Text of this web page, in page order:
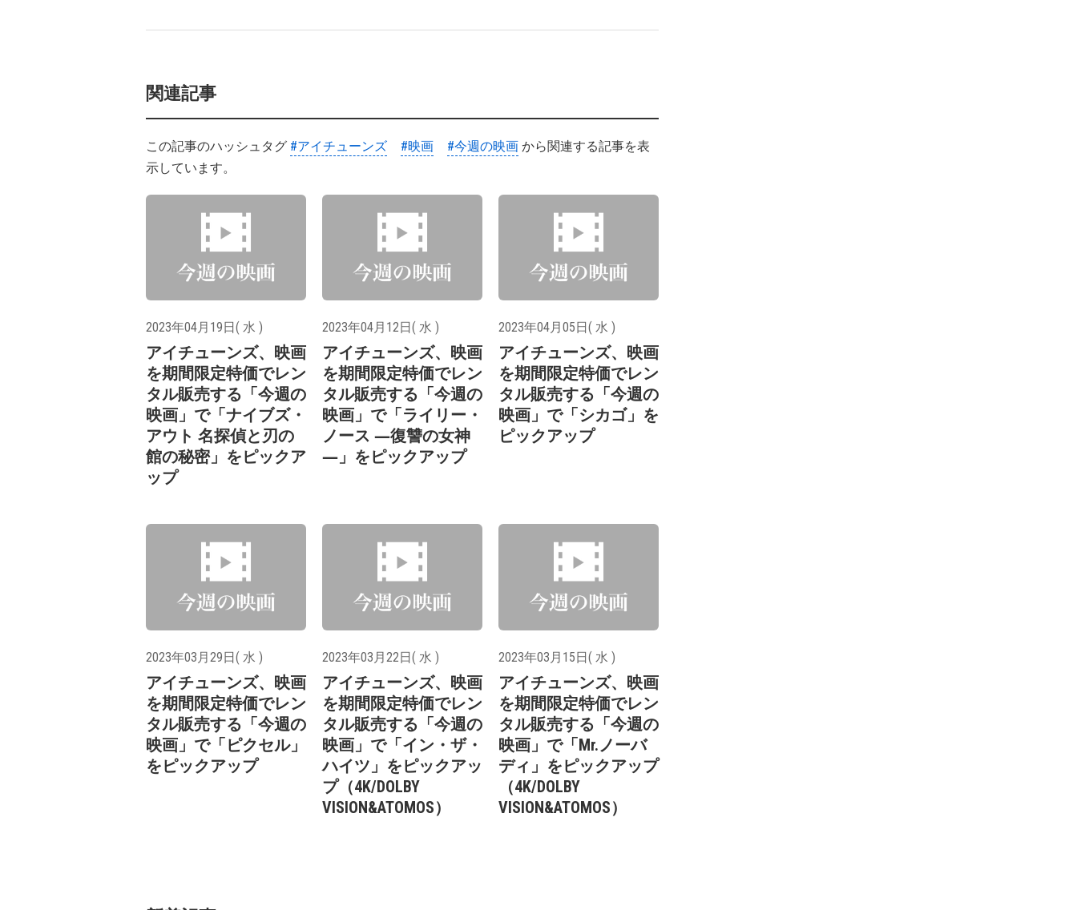
関連記事
この記事のハッシュタグ #アイチューンズ #映画 #今週の映画 から関連する記事を表
示しています。
2023年04月19日( 水 )
アイチューンズ、映画
を期間限定特価でレン
タル販売する「今週の
映画」で「ナイブズ・
アウト 名探偵と刃の
館の秘密」をピックア
ップ
2023年04月12日( 水 )
アイチューンズ、映画
を期間限定特価でレン
タル販売する「今週の
映画」で「ライリー・
ノース ―復讐の女神
―」をピックアップ
2023年04月05日( 水 )
アイチューンズ、映画
を期間限定特価でレン
タル販売する「今週の
映画」で「シカゴ」を
ピックアップ
2023年03月29日( 水 )
アイチューンズ、映画
を期間限定特価でレン
タル販売する「今週の
映画」で「ピクセル」
をピックアップ
2023年03月22日( 水 )
アイチューンズ、映画
を期間限定特価でレン
タル販売する「今週の
映画」で「イン・ザ・
ハイツ」をピックアッ
プ（4K/DOLBY
VISION&ATOMOS）
2023年03月15日( 水 )
アイチューンズ、映画
を期間限定特価でレン
タル販売する「今週の
映画」で「Mr.ノーバ
ディ」をピックアップ
（4K/DOLBY
VISION&ATOMOS）